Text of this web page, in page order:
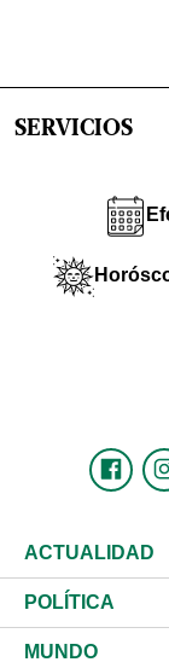
SERVICIOS
ACTUALIDAD
Nacional
Ciudad
POLÍTICA
Partidos
MUNDO